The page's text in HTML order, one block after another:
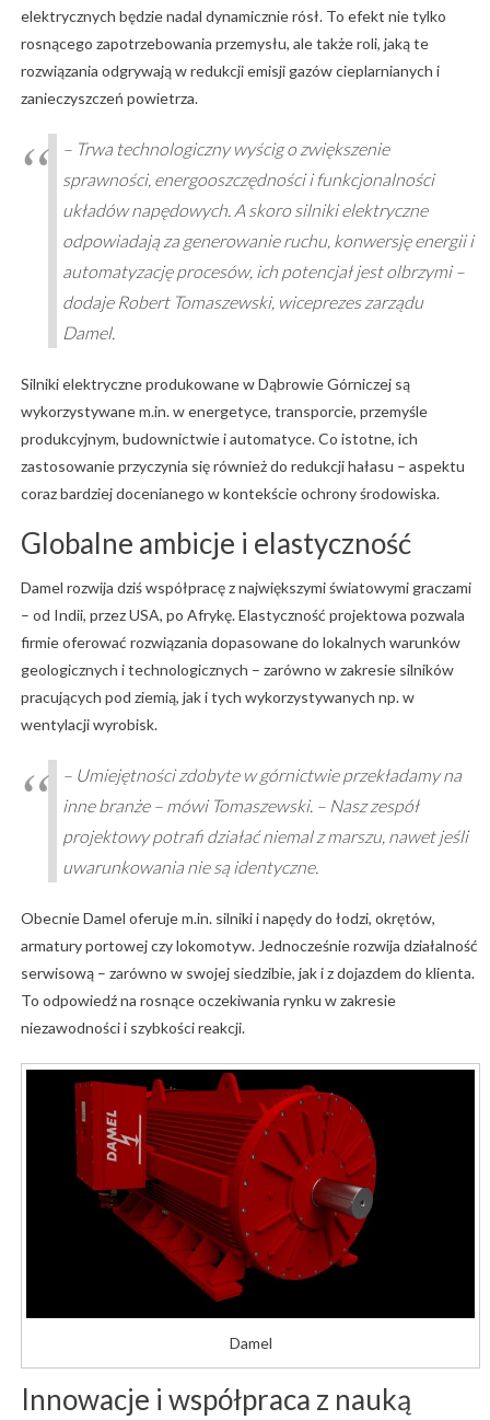
elektrycznych będzie nadal dynamicznie rósł. To efekt nie tylko
rosnącego zapotrzebowania przemysłu, ale także roli, jaką te
rozwiązania odgrywają w redukcji emisji gazów cieplarnianych i
zanieczyszczeń powietrza.
– Trwa technologiczny wyścig o zwiększenie
sprawności, energooszczędności i funkcjonalności
układów napędowych. A skoro silniki elektryczne
odpowiadają za generowanie ruchu, konwersję energii i
automatyzację procesów, ich potencjał jest olbrzymi –
dodaje Robert Tomaszewski, wiceprezes zarządu
Damel.
Silniki elektryczne produkowane w Dąbrowie Górniczej są
wykorzystywane m.in. w energetyce, transporcie, przemyśle
produkcyjnym, budownictwie i automatyce. Co istotne, ich
zastosowanie przyczynia się również do redukcji hałasu – aspektu
coraz bardziej docenianego w kontekście ochrony środowiska.
Globalne ambicje i elastyczność
Damel rozwija dziś współpracę z największymi światowymi graczami
– od Indii, przez USA, po Afrykę. Elastyczność projektowa pozwala
firmie oferować rozwiązania dopasowane do lokalnych warunków
geologicznych i technologicznych – zarówno w zakresie silników
pracujących pod ziemią, jak i tych wykorzystywanych np. w
wentylacji wyrobisk.
– Umiejętności zdobyte w górnictwie przekładamy na
inne branże – mówi Tomaszewski. – Nasz zespół
projektowy potrafi działać niemal z marszu, nawet jeśli
uwarunkowania nie są identyczne.
Obecnie Damel oferuje m.in. silniki i napędy do łodzi, okrętów,
armatury portowej czy lokomotyw. Jednocześnie rozwija działalność
serwisową – zarówno w swojej siedzibie, jak i z dojazdem do klienta.
To odpowiedź na rosnące oczekiwania rynku w zakresie
niezawodności i szybkości reakcji.
Damel
Innowacje i współpraca z nauką